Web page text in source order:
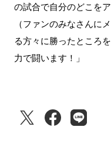
の試合で自分のどこを
（ファンのみなさんに
る方々に勝ったところ
力で闘います！」